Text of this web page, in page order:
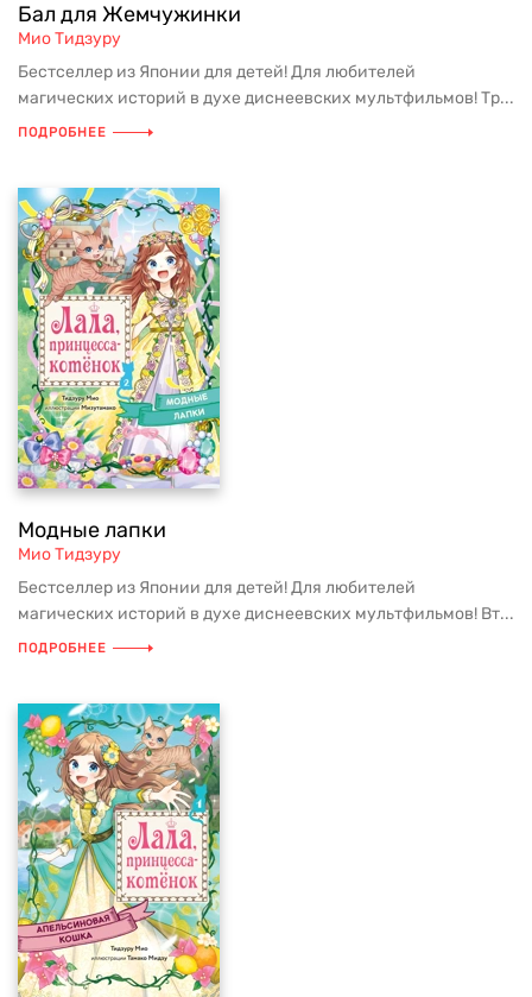
Бал для Жемчужинки
Мио Тидзуру
Бестселлер из Японии для детей! Для любителей
магических историй в духе диснеевских мультфильмов! Тр...
ПОДРОБНЕЕ
Модные лапки
Мио Тидзуру
Бестселлер из Японии для детей! Для любителей
магических историй в духе диснеевских мультфильмов! Вт...
ПОДРОБНЕЕ